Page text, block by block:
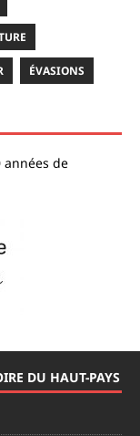
ÉVASIONS
années de
DU HAUT-PAYS